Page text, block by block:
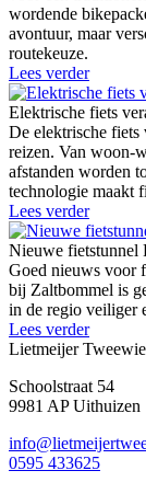
wordende
avontuur, maar
routekeuze.
Lees verder
Elektrische fiets
De elektrische fiets
reizen. Van woon-
afstanden worden
technologie maakt
Lees verder
Nieuwe fietstunnel
Goed nieuws voor
bij Zaltbommel is
in de regio veiliger
Lees verder
Lietmeijer
Schoolstraat 54
9981 AP Uithuizen
0595 433625